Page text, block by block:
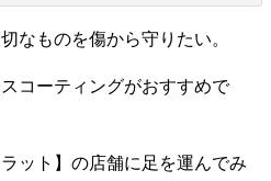
なものを傷から守りたい。
コーティングがおすすめで
ット】の店舗に足を運んでみ